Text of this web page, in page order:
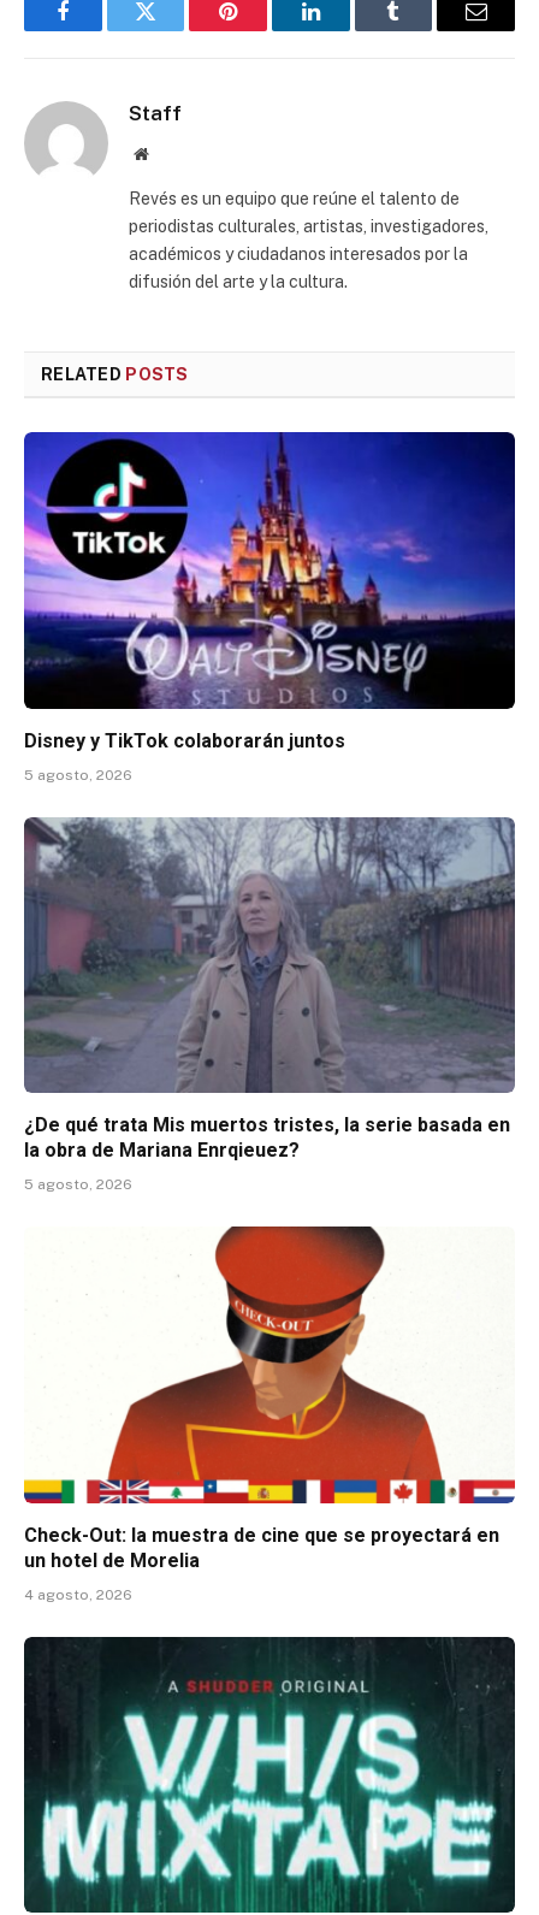
FacebookTwitter Pinterest LinkedInTumblr Email
Staff
Website
Revés es un equipo que reúne el talento de
periodistas culturales, artistas, investigadores,
académicos y ciudadanos interesados por la
difusión del arte y la cultura.
RELATED POSTS
Disney y TikTok colaborarán juntos
5 agosto, 2026
¿De qué trata Mis muertos tristes, la serie basada en
la obra de Mariana Enrqieuez?
5 agosto, 2026
Check-Out: la muestra de cine que se proyectará en
un hotel de Morelia
4 agosto, 2026